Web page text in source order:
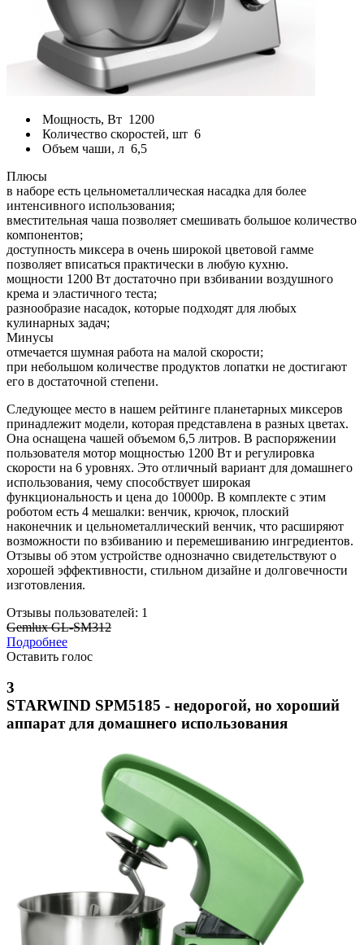
Мощность, Вт 1200
Количество скоростей, шт 6
Объем чаши, л 6,5
Плюсы
в наборе есть цельнометаллическая насадка для более
интенсивного использования;
вместительная чаша позволяет смешивать большое количество
компонентов;
доступность миксера в очень широкой цветовой гамме
позволяет вписаться практически в любую кухню.
мощности 1200 Вт достаточно при взбивании воздушного
крема и эластичного теста;
разнообразие насадок, которые подходят для любых
кулинарных задач;
Минусы
отмечается шумная работа на малой скорости;
при небольшом количестве продуктов лопатки не достигают
его в достаточной степени.
Следующее место в нашем рейтинге планетарных миксеров
принадлежит модели, которая представлена в разных цветах.
Она оснащена чашей объемом 6,5 литров. В распоряжении
пользователя мотор мощностью 1200 Вт и регулировка
скорости на 6 уровнях. Это отличный вариант для домашнего
использования, чему способствует широкая
функциональность и цена до 10000р. В комплекте с этим
роботом есть 4 мешалки: венчик, крючок, плоский
наконечник и цельнометаллический венчик, что расширяют
возможности по взбиванию и перемешиванию ингредиентов.
Отзывы об этом устройстве однозначно свидетельствуют о
хорошей эффективности, стильном дизайне и долговечности
изготовления.
Отзывы пользователей: 1
Gemlux GL-SM312
Подробнее
Оставить голос
3
STARWIND SPM5185 - недорогой, но хороший
аппарат для домашнего использования